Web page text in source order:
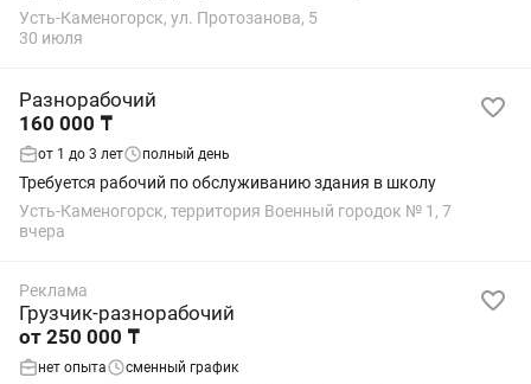
Усть-Каменогорск, ул. Протозанова, 5
30 июля
Разнорабочий
160 000 ₸
от 1 до 3 лет полный день
Требуется рабочий по обслуживанию здания в школу
Усть-Каменогорск, территория Военный городок № 1, 7
вчера
Реклама
Грузчик-разнорабочий
от 250 000 ₸
нет опыта сменный график